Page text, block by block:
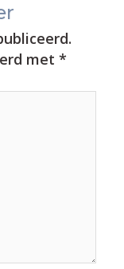
met *